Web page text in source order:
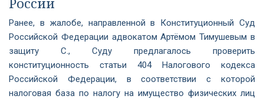
Ранее, в жалобе, направленной в Конституционный Суд
Российской Федерации адвокатом Артёмом Тимушевым в
защиту С., Суду предлагалось проверить
конституционность статьи 404 Налогового кодекса
Российской Федерации, в соответствии с которой
налоговая база по налогу на имущество физических лиц